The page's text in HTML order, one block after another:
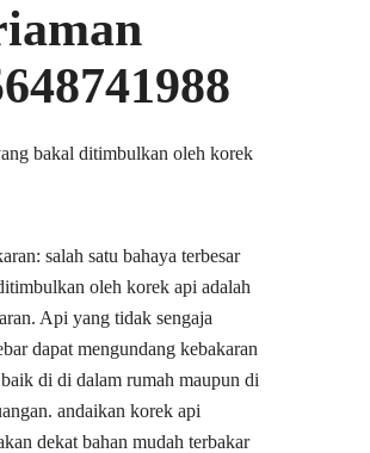
bakal ditimbulkan oleh korek
salah satu bahaya terbesar
oleh korek api adalah
Api yang tidak sengaja
dapat mengundang kebakaran
baik di di dalam rumah maupun di
andaikan korek api
dekat bahan mudah terbakar